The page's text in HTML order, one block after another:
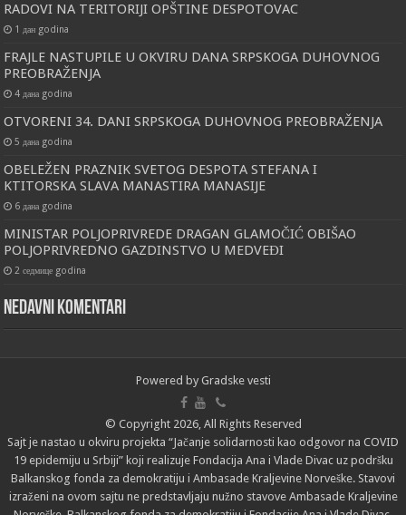
RADOVI NA TERITORIJI OPŠTINE DESPOTOVAC
1 дан godina
FRAJLE NASTUPILE U OKVIRU DANA SRPSKOGA DUHOVNOG
PREOBRAŽENJA
4 дана godina
OTVORENI 34. DANI SRPSKOGA DUHOVNOG PREOBRAŽENJA
5 дана godina
OBELEŽEN PRAZNIK SVETOG DESPOTA STEFANA I
KTITORSKA SLAVA MANASTIRA MANASIJE
6 дана godina
MINISTAR POLJOPRIVREDE DRAGAN GLAMOČIĆ OBIŠAO
POLJOPRIVREDNO GAZDINSTVO U MEDVEĐI
2 седмице godina
Nedavni komentari
Powered by Gradske vesti
© Copyright 2026, All Rights Reserved
Sajt je nastao u okviru projekta “Jačanje solidarnosti kao odgovor na COVID
19 epidemiju u Srbiji” koji realizuje Fondacija Ana i Vlade Divac uz podršku
Balkanskog fonda za demokratiju i Ambasade Kraljevine Norveške. Stavovi
izraženi na ovom sajtu ne predstavljaju nužno stavove Ambasade Kraljevine